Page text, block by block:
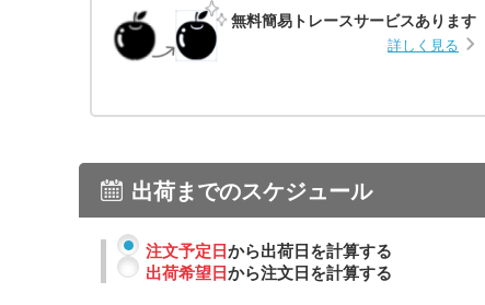
無料簡易トレースサービスあります
詳しく見る
出荷までのスケジュール
注文予定日から出荷日を計算する
出荷希望日から注文日を計算する